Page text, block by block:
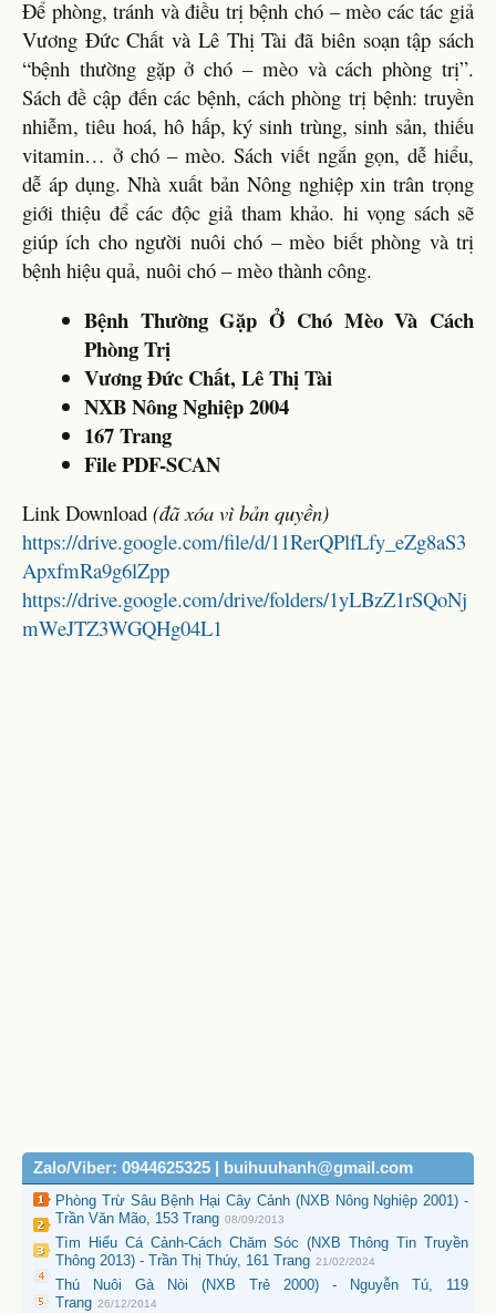
Để phòng, tránh và điều trị bệnh chó – mèo các tác giả
Vương Đức Chất và Lê Thị Tài đã biên soạn tập sách
“bệnh thường gặp ở chó – mèo và cách phòng trị”.
Sách đề cập đến các bệnh, cách phòng trị bệnh: truyền
nhiễm, tiêu hoá, hô hấp, ký sinh trùng, sinh sản, thiếu
vitamin… ở chó – mèo. Sách viết ngắn gọn, dễ hiểu,
dễ áp dụng. Nhà xuất bản Nông nghiệp xin trân trọng
giới thiệu để các độc giả tham khảo. hi vọng sách sẽ
giúp ích cho người nuôi chó – mèo biết phòng và trị
bệnh hiệu quả, nuôi chó – mèo thành công.
Bệnh Thường Gặp Ở Chó Mèo Và Cách
Phòng Trị
Vương Đức Chất, Lê Thị Tài
NXB Nông Nghiệp 2004
167 Trang
File PDF-SCAN
Link Download (đã xóa vì bản quyền)
https://drive.google.com/file/d/11RerQPlfLfy_eZg8aS3
ApxfmRa9g6lZpp
https://drive.google.com/drive/folders/1yLBzZ1rSQoNj
mWeJTZ3WGQHg04L1
Zalo/Viber: 0944625325 | buihuuhanh@gmail.com
Phòng Trừ Sâu Bệnh Hại Cây Cảnh (NXB Nông Nghiệp 2001) -
Trần Văn Mão, 153 Trang 08/09/2013
Tìm Hiểu Cá Cảnh-Cách Chăm Sóc (NXB Thông Tin Truyền
Thông 2013) - Trần Thị Thúy, 161 Trang 21/02/2024
Thú Nuôi Gà Nòi (NXB Trẻ 2000) - Nguyễn Tú, 119
Trang 26/12/2014